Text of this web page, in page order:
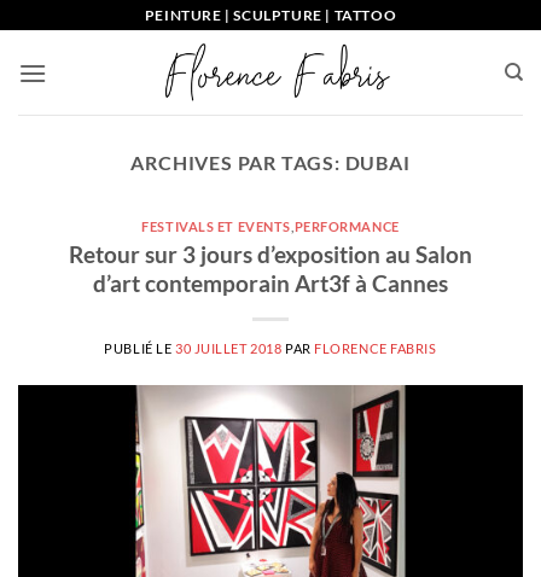
contenu
PEINTURE | SCULPTURE | TATTOO
ARCHIVES PAR TAGS: DUBAI
FESTIVALS ET EVENTS PERFORMANCE
Retour sur 3 jours d’exposition au Salon
d’art contemporain Art3f à Cannes
PUBLIÉ LE 30 JUILLET 2018 PAR FLORENCE FABRIS